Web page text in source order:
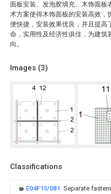
面板安装、发泡胶填充、木饰面板
术方案使得木饰面板的安装高效，
便快捷，安装效果优良，并且提高
命，实用性及经济性俱佳，为建筑
向。
Images (3)
Classifications
E04F13/081 Separate